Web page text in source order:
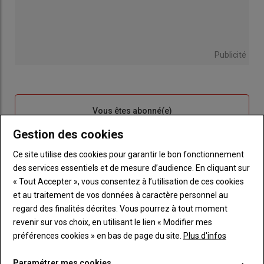
Publicité
Vous êtes abonné(e)
Body
Connectez-vous à votre compte pour profiter
de votre abonnement
Lien
"Créer
un
nouveau
Créer un nouveau compte
Lien
"Réinitialiser
votre
Réinitialiser votre mot de passe
Je me connecte
Gestion des cookies
Ce site utilise des cookies pour garantir le bon fonctionnement
des services essentiels et de mesure d’audience. En cliquant sur
« Tout Accepter », vous consentez à l’utilisation de ces cookies
et au traitement de vos données à caractère personnel au
regard des finalités décrites. Vous pourrez à tout moment
revenir sur vos choix, en utilisant le lien « Modifier mes
préférences cookies » en bas de page du site. Plus d'infos